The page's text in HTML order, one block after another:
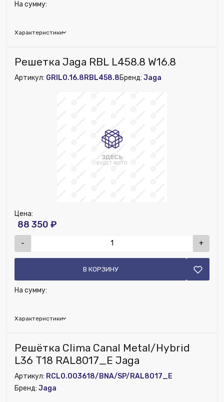
Характеристики
На сумму:
Глубина (мм):210
1130
Высота (мм):50
Решетка Jaga RBL L458.8 W16.8
Артикул: GRIL0.16.8RBL458.8Бренд: Jaga
Характеристики
Цена:
88 350 ₽
- +
В КОРЗИНУ
На сумму:
Глубина (мм):210
Ширина (мм): 4630
Решётка Clima Canal Metal/Hybrid
L36 T18 RAL8017_E Jaga
Артикул: RCL0.003618/BNA/SP/RAL8017_E
Бренд: Jaga